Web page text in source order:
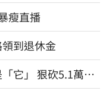
瘦直播
到退休金
它」 狠砍5.1萬張